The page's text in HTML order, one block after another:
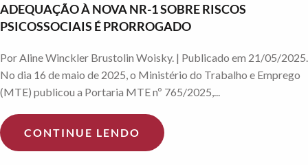
ADEQUAÇÃO À NOVA NR-1 SOBRE RISCOS
PSICOSSOCIAIS É PRORROGADO
Por Aline Winckler Brustolin Woisky. | Publicado em 21/05/2025.
No dia 16 de maio de 2025, o Ministério do Trabalho e Emprego
(MTE) publicou a Portaria MTE nº 765/2025,...
CONTINUE LENDO